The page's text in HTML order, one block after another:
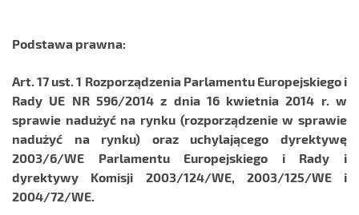
Podstawa prawna:
Art. 17 ust. 1 Rozporządzenia Parlamentu Europejskiego i
Rady UE NR 596/2014 z dnia 16 kwietnia 2014 r. w
sprawie nadużyć na rynku (rozporządzenie w sprawie
nadużyć na rynku) oraz uchylającego dyrektywę
2003/6/WE Parlamentu Europejskiego i Rady i
dyrektywy Komisji 2003/124/WE, 2003/125/WE i
2004/72/WE.